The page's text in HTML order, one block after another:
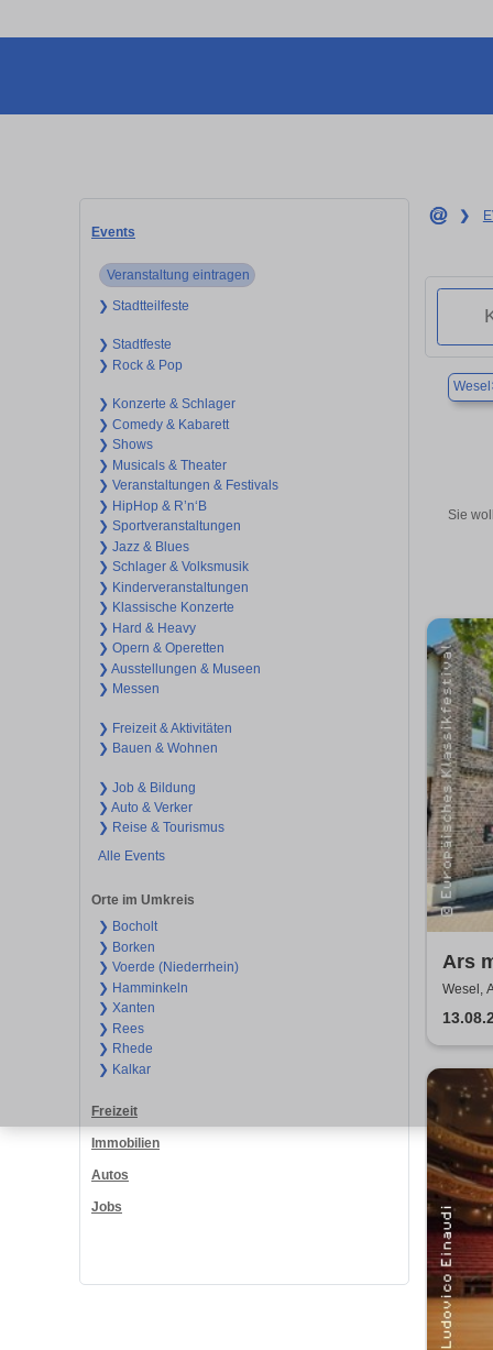
Events
Veranstaltung eintragen
❯ Stadtteilfeste
❯ Stadtfeste
❯ Rock & Pop
❯ Konzerte & Schlager
❯ Comedy & Kabarett
❯ Shows
❯ Musicals & Theater
❯ Veranstaltungen & Festivals
❯ HipHop & R’n‘B
❯ Sportveranstaltungen
❯ Jazz & Blues
❯ Schlager & Volksmusik
❯ Kinderveranstaltungen
❯ Klassische Konzerte
❯ Hard & Heavy
❯ Opern & Operetten
❯ Ausstellungen & Museen
❯ Messen
❯ Freizeit & Aktivitäten
❯ Bauen & Wohnen
❯ Job & Bildung
❯ Auto & Verker
❯ Reise & Tourismus
Alle Events
Orte im Umkreis
❯ Bocholt
❯ Borken
❯ Voerde (Niederrhein)
❯ Hamminkeln
❯ Xanten
❯ Rees
❯ Rhede
❯ Kalkar
Freizeit
Immobilien
Autos
Jobs
❯
Wesel
Sie
Ars
Wesel,